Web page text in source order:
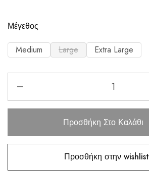
Μέγεθος
Medium Large Extra Large
Προσθήκη Στο Καλάθι
Προσθήκη στην wishlist